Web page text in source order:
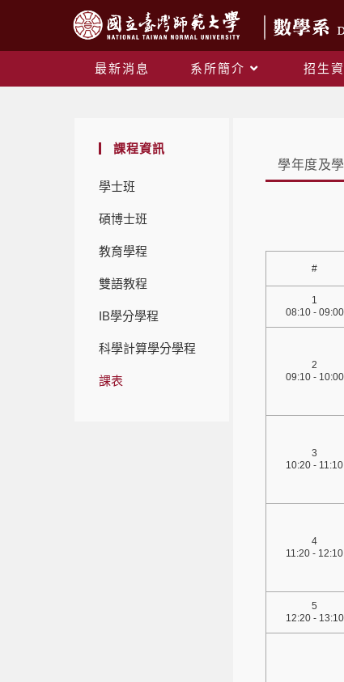
最新消息 系所簡介 招生
課程資訊
學士班
碩博士班
教育學程
雙語教程
IB學分學程
科學計算學分學程
課表
學年度及
#
1
08:10 - 09:00
2
09:10 - 10:00
3
10:20 - 11:10
4
11:20 - 12:10
5
12:20 - 13:10